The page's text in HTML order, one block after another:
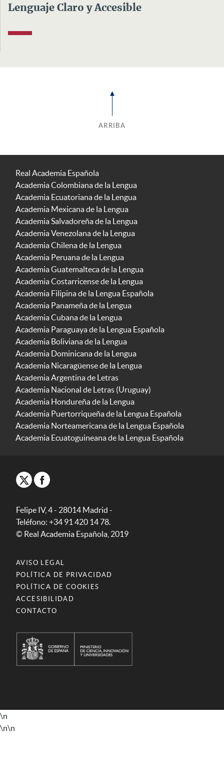
Lenguaje Claro y Accesible
ARRIBA
Real Academia Española
Academia Colombiana de la Lengua
Academia Ecuatoriana de la Lengua
Academia Mexicana de la Lengua
Academia Salvadoreña de la Lengua
Academia Venezolana de la Lengua
Academia Chilena de la Lengua
Academia Peruana de la Lengua
Academia Guatemalteca de la Lengua
Academia Costarricense de la Lengua
Academia Filipina de la Lengua Española
Academia Panameña de la Lengua
Academia Cubana de la Lengua
Academia Paraguaya de la Lengua Española
Academia Boliviana de la Lengua
Academia Dominicana de la Lengua
Academia Nicaragüense de la Lengua
Academia Argentina de Letras
Academia Nacional de Letras (Uruguay)
Academia Hondureña de la Lengua
Academia Puertorriqueña de la Lengua Española
Academia Norteamericana de la Lengua Española
Academia Ecuatoguineana de la Lengua Española
Felipe IV, 4 - 28014 Madrid -
Teléfono: +34 91 420 14 78.
© Real Academia Española, 2019
AVISO LEGAL
POLÍTICA DE PRIVACIDAD
POLÍTICA DE COOKIES
ACCESIBILIDAD
CONTACTO
\n
\n\n